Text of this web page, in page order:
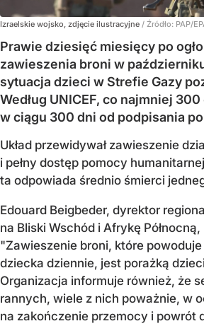
Izraelskie wojsko, zdjęcie ilustracyjne / Źródło: PAP/
Prawie dziesięć miesięcy po
zawieszenia broni w
sytuacja dzieci w Strefie Gazy
Według UNICEF, co najmniej
w ciągu 300 dni od podpisania
Układ przewidywał zawieszenie
i pełny dostęp pomocy
ta odpowiada średnio śmierci
Edouard Beigbeder, dyrektor
na Bliski Wschód i Afrykę
"Zawieszenie broni, które
dziecka dziennie, jest porażką
Organizacja informuje również, że
rannych, wiele z nich poważnie, w
na zakończenie przemocy i powrót